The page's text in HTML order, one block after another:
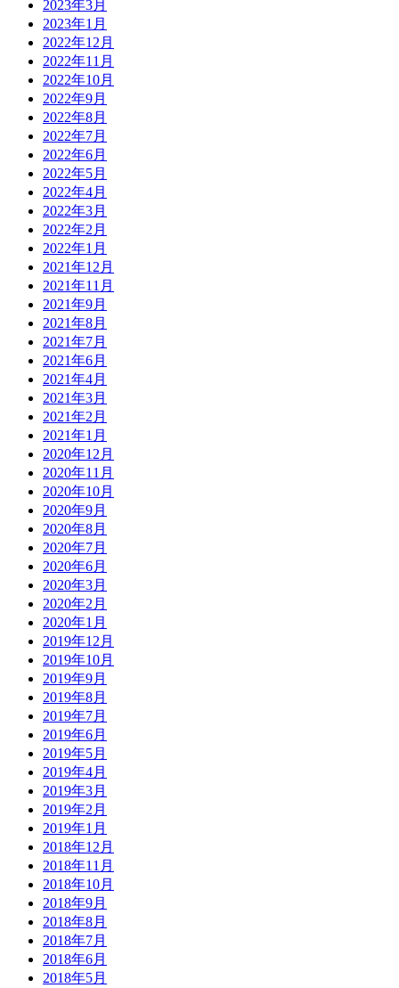
2023年3月
2023年1月
2022年12月
2022年11月
2022年10月
2022年9月
2022年8月
2022年7月
2022年6月
2022年5月
2022年4月
2022年3月
2022年2月
2022年1月
2021年12月
2021年11月
2021年9月
2021年8月
2021年7月
2021年6月
2021年4月
2021年3月
2021年2月
2021年1月
2020年12月
2020年11月
2020年10月
2020年9月
2020年8月
2020年7月
2020年6月
2020年3月
2020年2月
2020年1月
2019年12月
2019年10月
2019年9月
2019年8月
2019年7月
2019年6月
2019年5月
2019年4月
2019年3月
2019年2月
2019年1月
2018年12月
2018年11月
2018年10月
2018年9月
2018年8月
2018年7月
2018年6月
2018年5月